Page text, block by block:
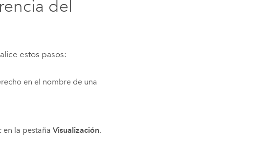
del
estos pasos:
en el nombre de una
en la pestañaVisualización.